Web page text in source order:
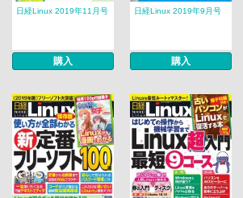
日経Linux 2019年11月号
購入
日経Linux 2019年9月号
購入